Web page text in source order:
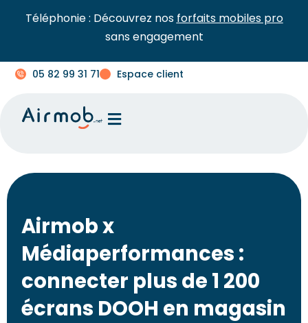
Téléphonie : Découvrez nos forfaits mobiles pro
sans engagement
05 82 99 31 71 Espace client
Airmob x
Médiaperformances :
connecter plus de 1 200
écrans DOOH en magasin